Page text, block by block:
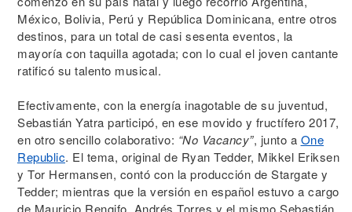
México, Bolivia, Perú y República Dominicana, entre otros
destinos, para un total de casi sesenta eventos, la
mayoría con taquilla agotada; con lo cual el joven cantante
ratificó su talento musical.
Efectivamente, con la energía inagotable de su juventud,
Sebastián Yatra participó, en ese movido y fructífero 2017,
en otro sencillo colaborativo: “No Vacancy”, junto a One
Republic. El tema, original de Ryan Tedder, Mikkel Eriksen
y Tor Hermansen, contó con la producción de Stargate y
Tedder; mientras que la versión en español estuvo a cargo
de Mauricio Rengifo, Andrés Torres y el mismo Sebastián